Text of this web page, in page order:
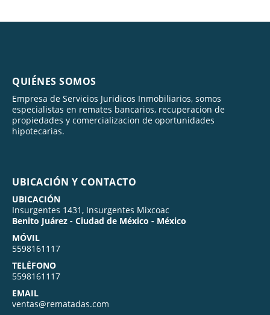
QUIÉNES SOMOS
Empresa de Servicios Juridicos Inmobiliarios, somos
especialistas en remates bancarios, recuperacion de
propiedades y comercializacion de oportunidades
hipotecarias.
UBICACIÓN Y CONTACTO
UBICACIÓN
Insurgentes 1431, Insurgentes Mixcoac
Benito Juárez - Ciudad de México - México
MÓVIL
5598161117
TELÉFONO
5598161117
EMAIL
ventas@rematadas.com